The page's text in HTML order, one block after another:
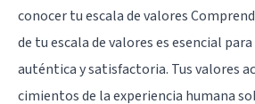
conocer tu escala de valores
de tu escala de valores es esencial
auténtica y satisfactoria. Tus valores
cimientos de la experiencia humana